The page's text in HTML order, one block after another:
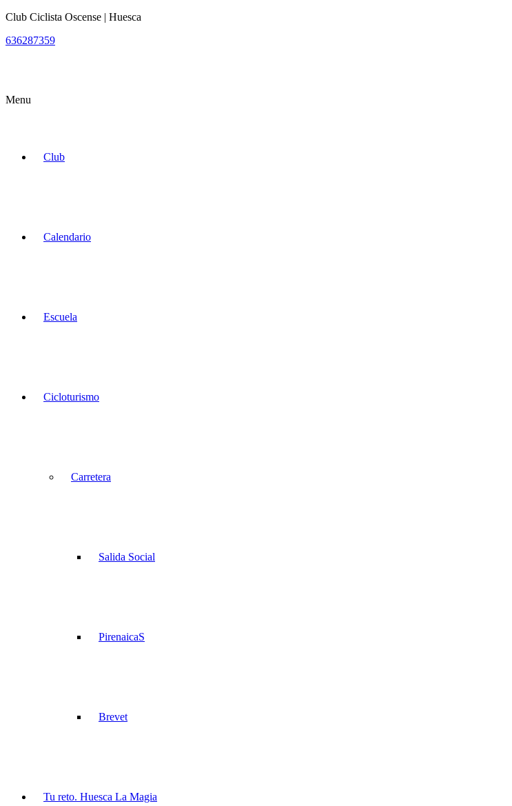
Club Ciclista Oscense | Huesca
636287359
Menu
Club
Calendario
Escuela
Cicloturismo
Carretera
Salida Social
PirenaicaS
Brevet
Tu reto. Huesca La Magia